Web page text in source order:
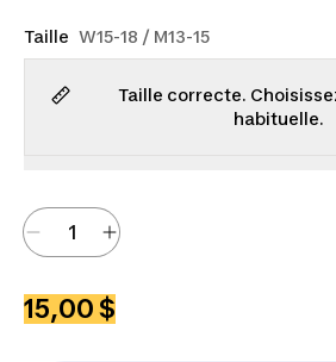
Taille W15-18 / M13-15
Taille correcte.
habituelle.
15,00 $